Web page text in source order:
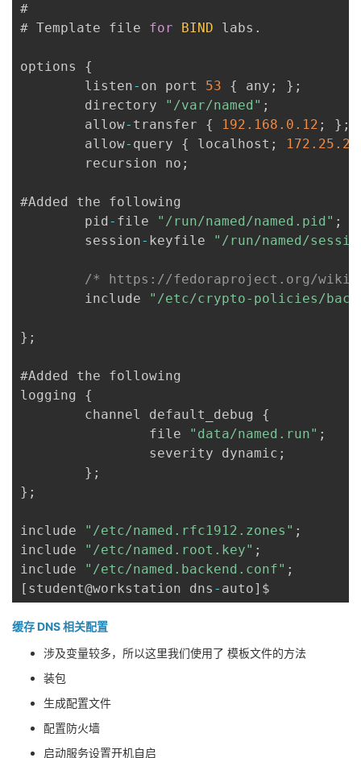
#
# Template file for BIND labs .
options {
        listen
- on port 53 { any ; } ;
        directory
"/var/named" ;
        allow
- transfer { 192.168 .0 .12 ; } ;
        allow
- query { localhost ; 172.25
        recursion no
;
#Added the following
        pid
- file "/run/named/named.pid" ;
        session
- keyfile "/run/named/
/* https://fedoraproject.org/wiki/
        include
"/etc/crypto-policies/
} ;
#Added the following
logging {
        channel default_debug
{
                file
"data/named.run" ;
                severity dynamic
;
} ;
} ;
include "/etc/named.rfc1912.zones" ;
include
"/etc/named.root.key" ;
include
"/etc/named.backend.conf" ;
[ student@workstation dns - auto]
缓存 DNS 相关配置
涉及变量较多，所以这里我们使用了 模板文件的方法
装包
生成配置文件
配置防火墙
启动服务设置开机自启